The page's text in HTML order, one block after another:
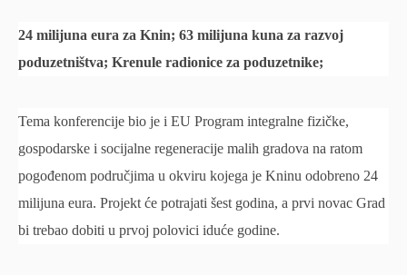
24 milijuna eura za Knin; 63 milijuna kuna za razvoj
poduzetništva; Krenule radionice za poduzetnike;
Tema konferencije bio je i EU Program integralne fizičke,
gospodarske i socijalne regeneracije malih gradova na ratom
pogođenom područjima u okviru kojega je Kninu odobreno 24
milijuna eura. Projekt će potrajati šest godina, a prvi novac Grad
bi trebao dobiti u prvoj polovici iduće godine.